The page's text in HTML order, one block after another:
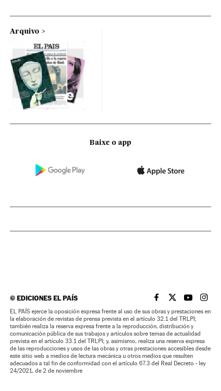
Arquivo
Baixe o app
©EDICIONES EL PAÍS EL PAÍS BRASIL EN
EL PAÍSEL PAÍS
EL
EL PAÍS ejerce la oposición expresa frente al uso de sus obras y prestaciones en
la elaboración de revistas de prensa prevista en el artículo 32.1 del TRLPI;
también realiza la reserva expresa frente a la reproducción, distribución y
comunicación pública de sus trabajos y artículos sobre temas de actualidad
prevista en el artículo 33.1 del TRLPI; y, asimismo, realiza una reserva expresa
de las reproducciones y usos de las obras y otras prestaciones accesibles desde
este sitio web a medios de lectura mecánica u otros medios que resulten
adecuados a tal fin de conformidad con el artículo 67.3 del Real Decreto - ley
24/2021, de 2 de noviembre